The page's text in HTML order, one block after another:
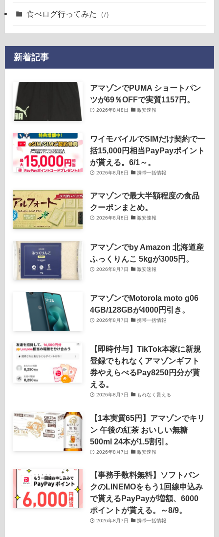
食べログ行ってみた (7)
新着記事
アマゾンでPUMA ショートパン
ツが69％OFFで実質1157円。
2026年8月8日 激安速報
ワイモバイルでSIMだけ契約で一
括15,000円相当PayPayポイント
が貰える。6/1～。
2026年8月8日 携帯一括情報
アマゾンで最大半額程度の食品
クーポンまとめ。
2026年8月8日 激安速報
アマゾンでby Amazon 北海道産
ふっくりんこ 5kgが3005円。
2026年8月7日 激安速報
アマゾンでMotorola moto g06
4GB/128GBが4000円引き。
2026年8月7日 携帯一括情報
【即時付与】TikTok本家に新規
登録でもれなくアマゾンギフト
券やえらべるPay8250円分が貰
える。
2026年8月7日 もれなく貰える
【1本実質65円】アマゾンでキリ
ン 午後の紅茶 おいしい無糖
500ml 24本が1.5割引。
2026年8月7日 激安速報
【事務手数料無料】ソフトバン
クのLINEMOをもう1回線申込み
で貰えるPayPayが増額、6000
ポイントが貰える。～8/9。
2026年8月7日 携帯一括情報